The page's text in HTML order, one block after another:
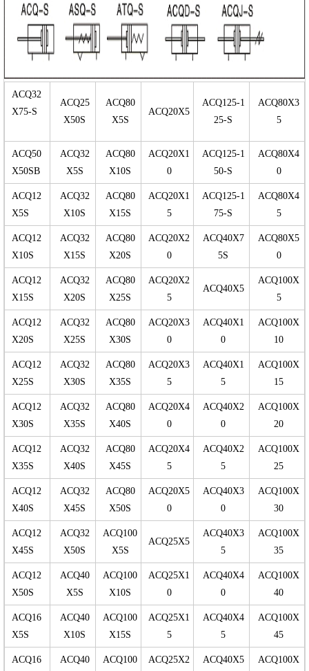
ACQ32
X75-S
ACQ25
X50S
ACQ80
X5S
ACQ20X5
ACQ125-1
25-S
ACQ80X3
5
ACQ50
X50SB
ACQ32
X5S
ACQ80
X10S
ACQ20X1
0
ACQ125-1
50-S
ACQ80X4
0
ACQ12
X5S
ACQ32
X10S
ACQ80
X15S
ACQ20X1
5
ACQ125-1
75-S
ACQ80X4
5
ACQ12
X10S
ACQ32
X15S
ACQ80
X20S
ACQ20X2
0
ACQ40X7
5S
ACQ80X5
0
ACQ12
X15S
ACQ32
X20S
ACQ80
X25S
ACQ20X2
5
ACQ40X5
ACQ100X
5
ACQ12
X20S
ACQ32
X25S
ACQ80
X30S
ACQ20X3
0
ACQ40X1
0
ACQ100X
10
ACQ12
X25S
ACQ32
X30S
ACQ80
X35S
ACQ20X3
5
ACQ40X1
5
ACQ100X
15
ACQ12
X30S
ACQ32
X35S
ACQ80
X40S
ACQ20X4
0
ACQ40X2
0
ACQ100X
20
ACQ12
X35S
ACQ32
X40S
ACQ80
X45S
ACQ20X4
5
ACQ40X2
5
ACQ100X
25
ACQ12
X40S
ACQ32
X45S
ACQ80
X50S
ACQ20X5
0
ACQ40X3
0
ACQ100X
30
ACQ12
X45S
ACQ32
X50S
ACQ100
X5S
ACQ25X5
ACQ40X3
5
ACQ100X
35
ACQ12
X50S
ACQ40
X5S
ACQ100
X10S
ACQ25X1
0
ACQ40X4
0
ACQ100X
40
ACQ16
X5S
ACQ40
X10S
ACQ100
X15S
ACQ25X1
5
ACQ40X4
5
ACQ100X
45
ACQ16
ACQ40
ACQ100
ACQ25X2
ACQ40X5
ACQ100X